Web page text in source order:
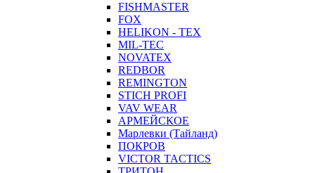
FISHMASTER
FOX
HELIKON - TEX
MIL-TEC
NOVATEX
REDBOR
REMINGTON
STICH PROFI
VAV WEAR
АРМЕЙСКОЕ
Марлевки (Тайланд)
ПОКРОВ
VICTOR TACTICS